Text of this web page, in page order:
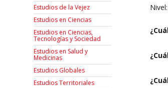
Estudios de la Vejez
Estudios en Ciencias
Estudios en Ciencias,
Tecnologías y Sociedad
Estudios en Salud y
Medicinas
Estudios Globales
Estudios Territoriales